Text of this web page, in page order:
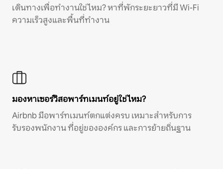
เดินทางเพื่อทำงานใช่ไหม? หาที่พักระยะยาวที่มี Wi-Fi
ความเร็วสูงและพื้นที่ทำงาน
มองหาเซอร์วิสอพาร์ทเมนท์อยู่ใช่ไหม?
Airbnb มีอพาร์ทเมนท์ตกแต่งครบ เหมาะสำหรับการ
รับรองพนักงาน ที่อยู่ขององค์กร และการย้ายถิ่นฐาน